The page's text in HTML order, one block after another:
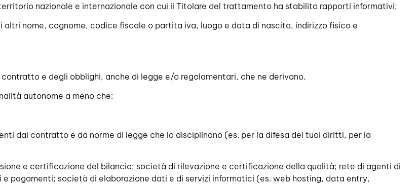
nazionale e internazionale con cui il Titolare del trattamento ha stabilito rapporti informativi;
nome, cognome, codice fiscale o partita iva, luogo e data di nascita, indirizzo fisico e
e degli obblighi, anche di legge e/o regolamentari, che ne derivano.
autonome a meno che:
dal contratto e da norme di legge che lo disciplinano (es. per la difesa dei tuoi diritti, per la
e certificazione del bilancio; società di rilevazione e certificazione della qualità; rete di agenti di
pagamenti; società di elaborazione dati e di servizi informatici (es. web hosting, data entry,